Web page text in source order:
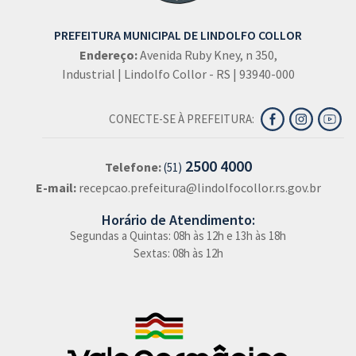
PREFEITURA MUNICIPAL DE LINDOLFO COLLOR
Endereço:Avenida Ruby Kney, n 350,
Industrial | Lindolfo Collor - RS | 93940-000
CONECTE-SE À PREFEITURA:
Telefone:(51) 2500 4000
E-mail: recepcao.prefeitura@lindolfocollor.rs.gov.br
Horário de Atendimento:
Segundas a Quintas: 08h às 12h e 13h às 18h
Sextas: 08h às 12h